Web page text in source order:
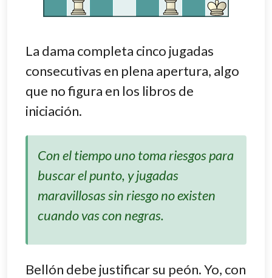
La dama completa cinco jugadas
consecutivas en plena apertura, algo
que no figura en los libros de
iniciación.
Con el tiempo uno toma riesgos para
buscar el punto, y jugadas
maravillosas sin riesgo no existen
cuando vas con negras.
Bellón debe justificar su peón. Yo, con